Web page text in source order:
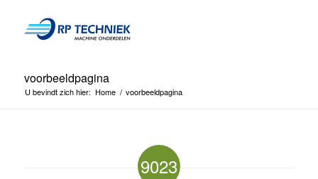
voorbeeldpagina
U bevindt zich hier: Home / voorbeeldpagina
9023